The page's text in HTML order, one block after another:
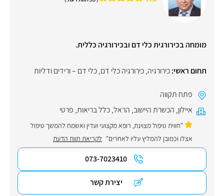
מומחה בכירורגית כלי דם ובכירורגיה כללית.
תחום ראשי:כירורגיה,כירורגיה כלי דם,כלי דם – ורידים ודליות
פתח תקווה
איילון, הכשרת היישוב, הראל,כלל בריאות, פרטי
"חווית טיפול מצוינת, רופא מקצועי ועדין ואשמח להמשך טיפול
אצלו וכמובן להמליץ עליו לאחרים" לקריאת חוות הדעת
073-7023410
יצירת קשר